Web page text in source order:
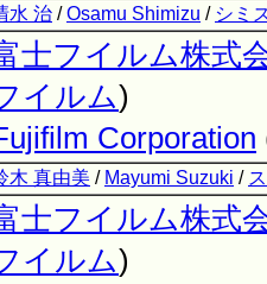
水 治 /Osamu Shimizu / シミ
士フイルム株式
イルム)
Corporation
木 真由美 / Mayumi Suzuki /
士フイルム株式
イルム)